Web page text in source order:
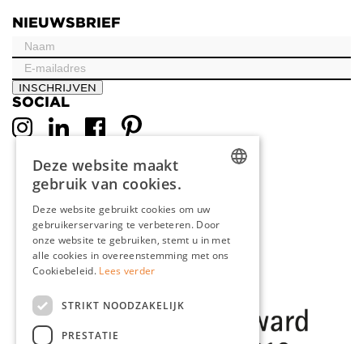
NIEUWSBRIEF
INSCHRIJVEN
SOCIAL
ENGLISH
FRENCH
Deze website maakt
gebruik van cookies.
Deze website gebruikt cookies om uw
gebruikerservaring te verbeteren. Door
onze website te gebruiken, stemt u in met
alle cookies in overeenstemming met ons
Cookiebeleid. Lees verder
STRIKT NOODZAKELIJK
PRESTATIE